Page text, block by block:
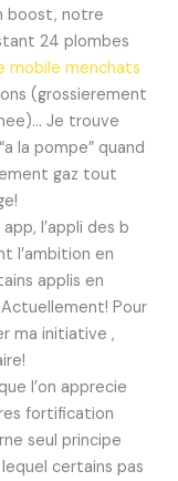
boost, notre
24 plombes
mobile menchats
(grossierement
Je trouve
la pompe” quand
gaz tout
l’appli des b
l’ambition en
applis en
Actuellement! Pour
ma initiative ,
l’on apprecie
fortification
seul principe
certains pas